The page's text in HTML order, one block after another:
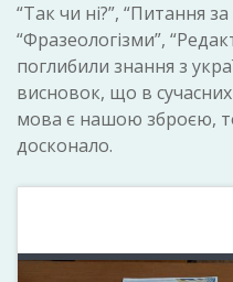
“Так чи ні?”, “Питання
“Фразеологізми”,
поглибили знання з
висновок, що в
мова є нашою зброєю,
досконало.